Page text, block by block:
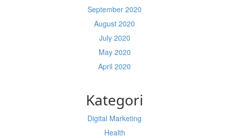
September 2020
August 2020
July 2020
May 2020
April 2020
Kategori
Digital Marketing
Health